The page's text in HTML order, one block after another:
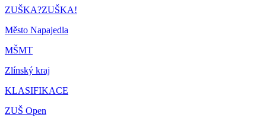
ZUŠKA?ZUŠKA!
Město Napajedla
MŠMT
Zlínský kraj
KLASIFIKACE
ZUŠ Open